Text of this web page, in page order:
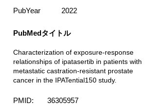
PubYear 2022
PubMedタイトル
Characterization of exposure-response
relationships of ipatasertib in patients with
metastatic castration-resistant prostate
cancer in the IPATential150 study.
PMID: 36305957